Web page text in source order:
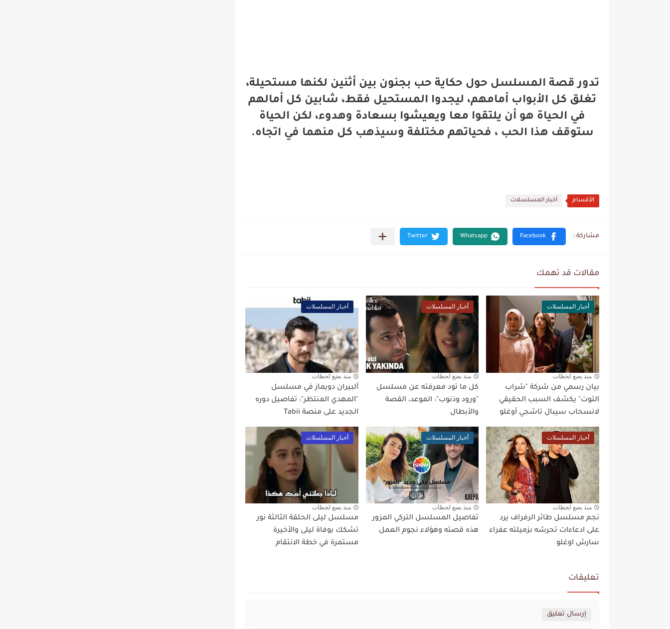
تدور قصة المسلسل حول حكاية حب بجنون بين أثنين لكنها مستحيلة،
تغلق كل الأبواب أمامهم، ليجدوا المستحيل فقط، شابين كل أمالهم
في الحياة هو أن يلتقوا معا ويعيشوا بسعادة وهدوء، لكن الحياة
ستوقف هذا الحب ، فحياتهم مختلفة وسيذهب كل منهما في اتجاه.
الأقسام أخبار المسلسلات
مقالات قد تهمك
أخبار المسلسلات
منذ بضع لحظات
بيان رسمي من شركة "شراب
التوت" يكشف السبب الحقيقي
لانسحاب سيبال تاشجي أوغلو
أخبار المسلسلات
منذ بضع لحظات
كل ما تود معرفته عن مسلسل
"ورود وذنوب": الموعد، القصة
والأبطال
أخبار المسلسلات
منذ بضع لحظات
ألبيران دويماز في مسلسل
"المهدي المنتظر": تفاصيل دوره
الجديد على منصة Tabii
أخبار المسلسلات
منذ بضع لحظات
نجم مسلسل طائر الرفراف يرد
على ادعاءات تحرشه بزميلته عفراء
سارش اوغلو
أخبار المسلسلات
منذ بضع لحظات
تفاصيل المسلسل التركي المزور
هذه قصته وهؤلاء نجوم العمل
أخبار المسلسلات
منذ بضع لحظات
مسلسل ليلى الحلقة الثالثة نور
تشكك بوفاة ليلى والأخيرة
مستمرة في خطة الانتقام
تعليقات
إرسال تعليق